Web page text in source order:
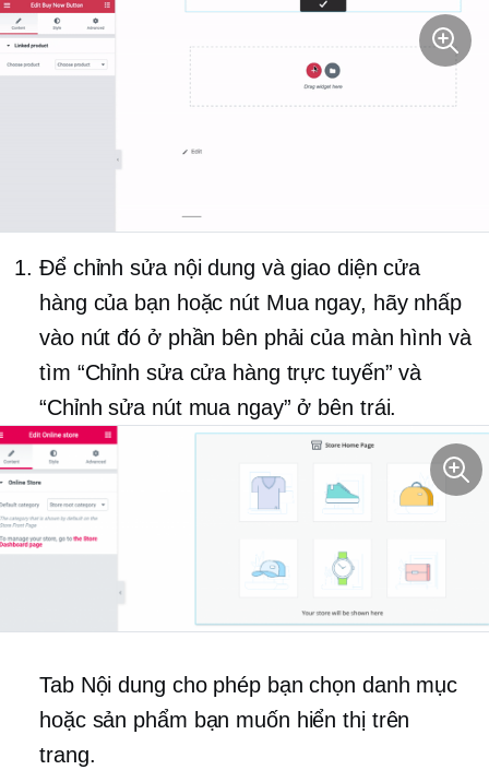
Để chỉnh sửa nội dung và giao diện cửa
hàng của bạn hoặc nút Mua ngay, hãy nhấp
vào nút đó ở phần bên phải của màn hình và
tìm “Chỉnh sửa cửa hàng trực tuyến” và
“Chỉnh sửa nút mua ngay” ở bên trái.
Tab Nội dung cho phép bạn chọn danh mục
hoặc sản phẩm bạn muốn hiển thị trên
trang.